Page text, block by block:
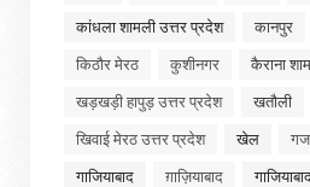
कांधला शामली उत्तर प्रदेश
कानपुर
किठौर मेरठ
कुशीनगर
कैराना
खड़खड़ी हापुड़ उत्तर प्रदेश
खतौली
खिवाई मेरठ उत्तर प्रदेश
खेल
गाजियाबाद
ग़ाज़ियाबाद